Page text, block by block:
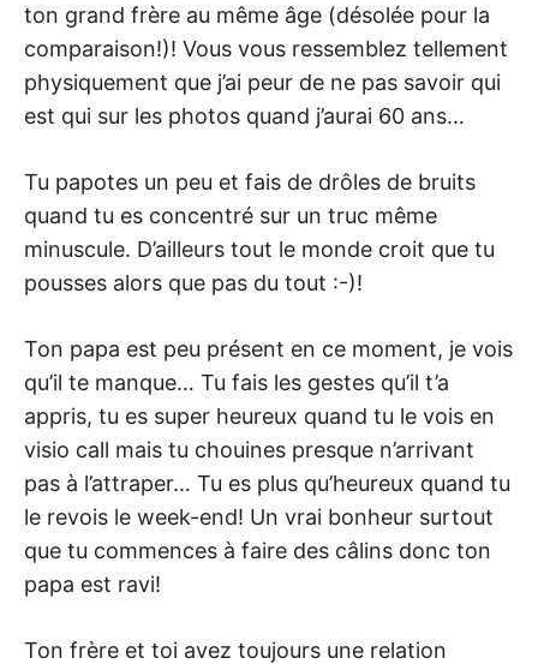
ton grand frère au même âge (désolée pour la
comparaison!)! Vous vous ressemblez tellement
physiquement que j’ai peur de ne pas savoir qui
est qui sur les photos quand j’aurai 60 ans…
Tu papotes un peu et fais de drôles de bruits
quand tu es concentré sur un truc même
minuscule. D’ailleurs tout le monde croit que tu
pousses alors que pas du tout :-)!
Ton papa est peu présent en ce moment, je vois
qu’il te manque… Tu fais les gestes qu’il t’a
appris, tu es super heureux quand tu le vois en
visio call mais tu chouines presque n’arrivant
pas à l’attraper… Tu es plus qu’heureux quand tu
le revois le week-end! Un vrai bonheur surtout
que tu commences à faire des câlins donc ton
papa est ravi!
Ton frère et toi avez toujours une relation